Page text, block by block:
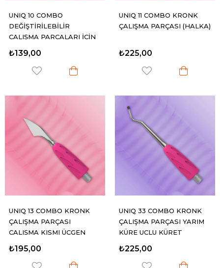
UNIQ 10 COMBO
DEĞİŞTİRİLEBİLİR
ÇALIŞMA PARÇALARI İÇİN
₺139,00
UNIQ 11 COMBO KRONK
ÇALIŞMA PARÇASI (HALKA)
₺225,00
UNIQ 13 COMBO KRONK
ÇALIŞMA PARÇASI
ÇALIŞMA KISMI ÜÇGEN
₺195,00
UNIQ 33 COMBO KRONK
ÇALIŞMA PARÇASI YARIM
KÜRE UÇLU KÜRET
₺225,00